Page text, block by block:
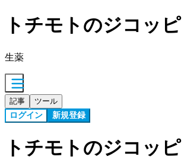
トチモトのジコッピ
生薬
記事 ツール
ログイン 新規登録
トチモトのジコッピ